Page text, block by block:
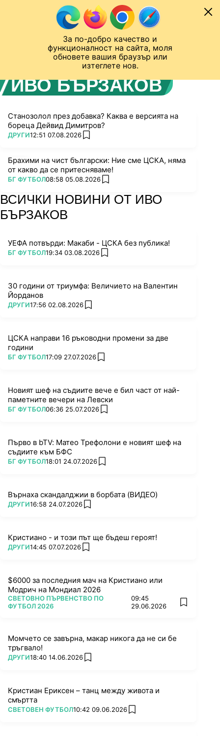
За по-добро качество и
функционалност на сайта, моля
обновете вашия браузър или
изтеглете нов.
Към съдържанието
Лига на Конференциите
ИВО БЪРЗАКОВ
Станозолол през добавка? Каква е версията на
бореца Дейвид Димитров?
ПОВЕЧЕ ОТ
ДРУГИ12:51 07.08.2026 add favorites
Брахими на чист български: Ние сме ЦСКА, няма
от какво да се притесняваме!
ПОВЕЧЕ ОТ
БГ ФУТБОЛ08:58 05.08.2026 add favorites
ВСИЧКИ НОВИНИ ОТ ИВО
БЪРЗАКОВ
УЕФА потвърди: Макаби - ЦСКА без публика!
ПОВЕЧЕ ОТ
БГ ФУТБОЛ19:34 03.08.2026 add favorites
30 години от триумфа: Величието на Валентин
Йорданов
ПОВЕЧЕ ОТ
ДРУГИ17:56 02.08.2026 add favorites
ЦСКА направи 16 ръководни промени за две
години
ПОВЕЧЕ ОТ
БГ ФУТБОЛ17:09 27.07.2026 add favorites
Новият шеф на съдиите вече е бил част от най-
паметните вечери на Левски
ПОВЕЧЕ ОТ
БГ ФУТБОЛ06:36 25.07.2026 add favorites
Първо в bTV: Матео Трефолони е новият шеф на
съдиите към БФС
ПОВЕЧЕ ОТ
БГ ФУТБОЛ18:01 24.07.2026 add favorites
Върнаха скандалджии в борбата (ВИДЕО)
ПОВЕЧЕ ОТ
ДРУГИ16:58 24.07.2026 add favorites
Кристиано - и този път ще бъдеш героят!
ПОВЕЧЕ ОТ
ДРУГИ14:45 07.07.2026 add favorites
$6000 за последния мач на Кристиано или
Модрич на Мондиал 2026
ПОВЕЧЕ ОТ
СВЕТОВНО ПЪРВЕНСТВО ПО
ФУТБОЛ 2026
09:45
29.06.2026
add
Момчето се завърна, макар никога да не си бе
тръгвало!
ПОВЕЧЕ ОТ
ДРУГИ18:40 14.06.2026 add favorites
Кристиан Ериксен – танц между живота и
смъртта
ПОВЕЧЕ ОТ
СВЕТОВЕН ФУТБОЛ10:42 09.06.2026 add favorites